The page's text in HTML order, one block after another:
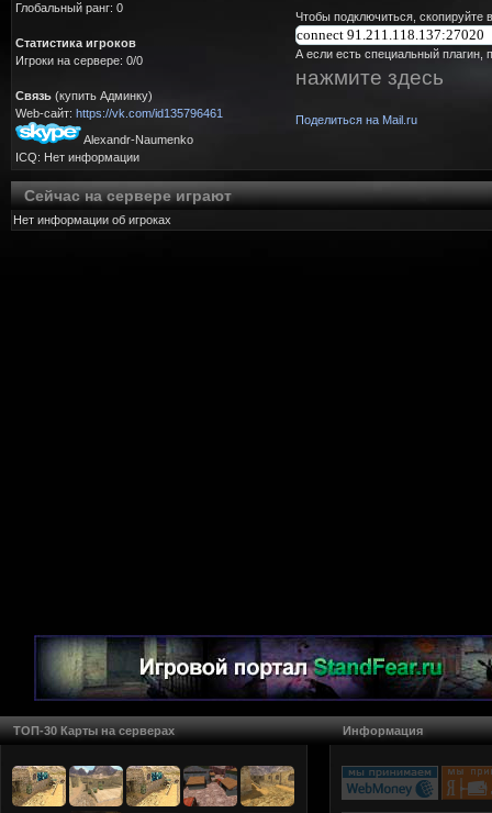
Глобальный ранг: 0
Статистика игроков
Игроки на сервере: 0/0
Связь (купить Админку)
Web-сайт: https://vk.com/id135796461
Alexandr-Naumenko
ICQ: Нет информации
Чтобы подключиться, скопируйте
А если есть специальный плагин,
нажмите здесь
Поделиться на Mail.ru
Сейчас на сервере играют
Нет информации об игроках
ТОП-30 Карты на серверах Информация